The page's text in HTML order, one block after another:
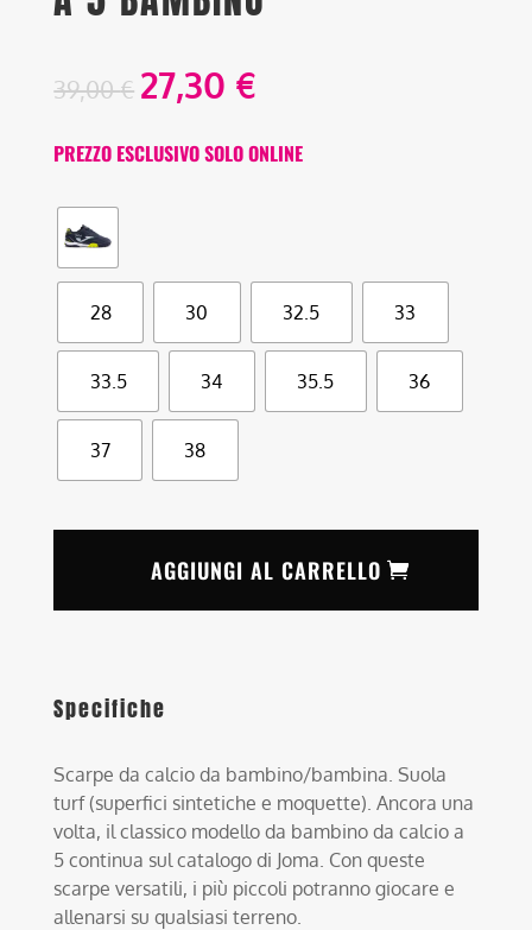
39,00€ 27,30 €
PREZZO ESCLUSIVO SOLO ONLINE
28 30 32.5 33
33.5 34 35.5 36
37 38
AGGIUNGI AL CARRELLO
Specifiche
Scarpe da calcio da bambino/bambina. Suola
turf (superfici sintetiche e moquette). Ancora una
volta, il classico modello da bambino da calcio a
5 continua sul catalogo di Joma. Con queste
scarpe versatili, i più piccoli potranno giocare e
allenarsi su qualsiasi terreno.